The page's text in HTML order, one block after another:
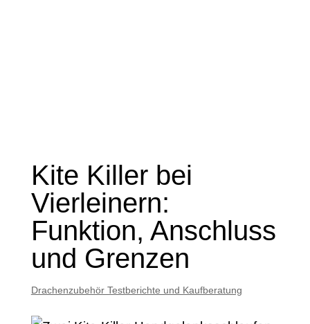
Kite Killer bei
Vierleinern:
Funktion, Anschluss
und Grenzen
Drachenzubehör Testberichte und Kaufberatung